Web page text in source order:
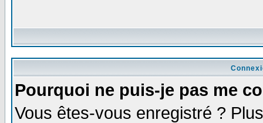
Pourquoi ne puis-je pas me
Vous êtes-vous enregistré ?